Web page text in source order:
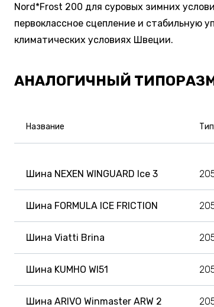
Nord*Frost 200 для суровых зимних
первоклассное сцепление и стабильную
климатических условиях Швеции.
АНАЛОГИЧНЫЙ
Название
Шина NEXEN WINGUARD Ice 3
Шина FORMULA ICE FRICTION
Шина Viatti Brina
Шина KUMHO WI51
Шина ARIVO Winmaster ARW 2